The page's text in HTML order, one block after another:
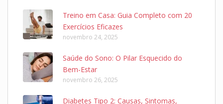
Treino em Casa: Guia Completo com 20
Exercícios Eficazes
novembro 24, 2025
Saúde do Sono: O Pilar Esquecido do
Bem-Estar
novembro 26, 2025
Diabetes Tipo 2: Causas, Sintomas,